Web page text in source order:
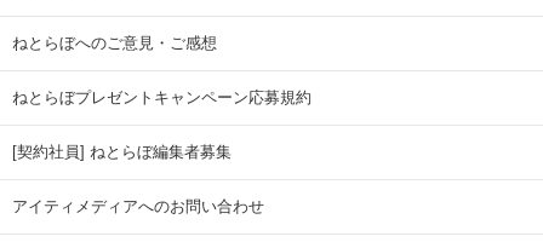
ねとらぼへのご意見・ご感想
ねとらぼプレゼントキャンペーン応募規約
[契約社員] ねとらぼ編集者募集
アイティメディアへのお問い合わせ